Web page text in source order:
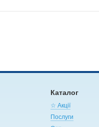
Каталог
☆ Акції
Послуги